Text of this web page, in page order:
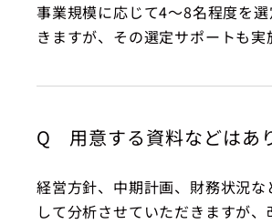
事業規模に応じて4〜8名程度を
きますが、その選定サポートも実
用意する資料などはあ
Q
経営方針、中期計画、財務状況な
して分析させていただきますが、